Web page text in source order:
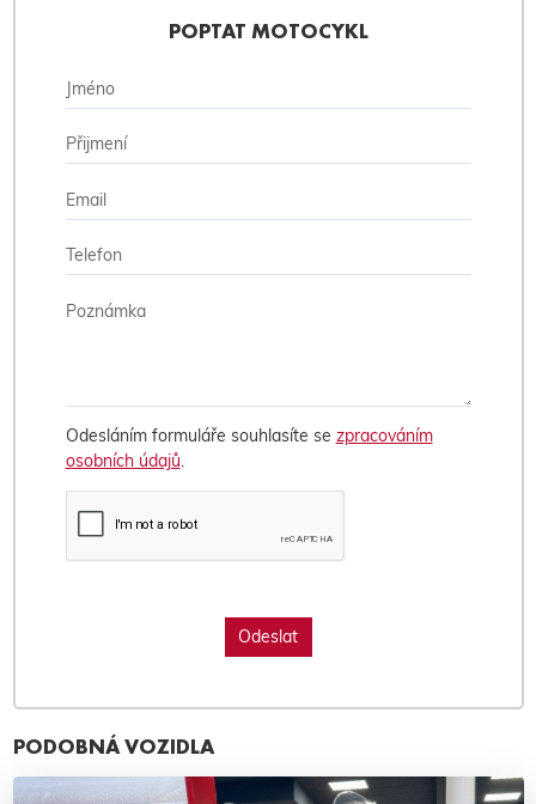
POPTAT MOTOCYKL
Odesláním formuláře souhlasíte se zpracováním
osobních údajů.
PODOBNÁ VOZIDLA